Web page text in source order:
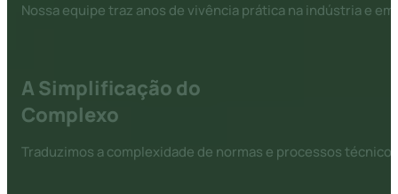
Nossa equipe traz anos de vivência prática na indústria e
A Simplificação do
Complexo
Traduzimos a complexidade de normas e processos